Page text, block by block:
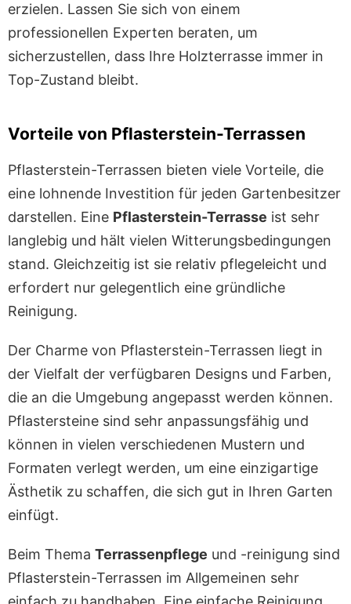
erzielen. Lassen Sie sich von einem
professionellen Experten beraten, um
sicherzustellen, dass Ihre Holzterrasse immer in
Top-Zustand bleibt.
Vorteile von Pflasterstein-Terrassen
Pflasterstein-Terrassen bieten viele Vorteile, die
eine lohnende Investition für jeden Gartenbesitzer
darstellen. Eine Pflasterstein-Terrasse ist sehr
langlebig und hält vielen Witterungsbedingungen
stand. Gleichzeitig ist sie relativ pflegeleicht und
erfordert nur gelegentlich eine gründliche
Reinigung.
Der Charme von Pflasterstein-Terrassen liegt in
der Vielfalt der verfügbaren Designs und Farben,
die an die Umgebung angepasst werden können.
Pflastersteine sind sehr anpassungsfähig und
können in vielen verschiedenen Mustern und
Formaten verlegt werden, um eine einzigartige
Ästhetik zu schaffen, die sich gut in Ihren Garten
einfügt.
Beim Thema Terrassenpflege und -reinigung sind
Pflasterstein-Terrassen im Allgemeinen sehr